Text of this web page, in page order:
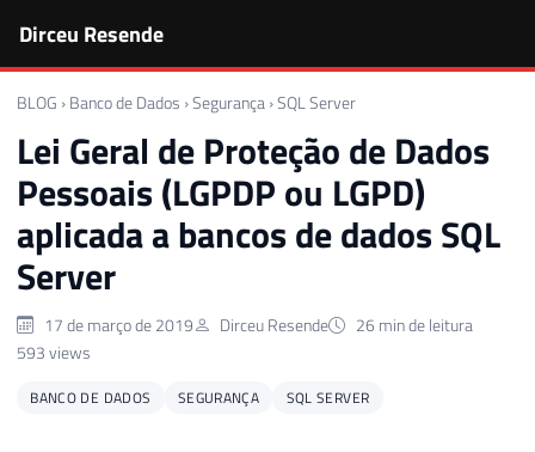
Dirceu Resende
BLOG › Banco de Dados ›Segurança ›SQL Server
Lei Geral de Proteção de Dados
Pessoais (LGPDP ou LGPD)
aplicada a bancos de dados SQL
Server
17 de março de 2019 Dirceu Resende
26 min de leitura
593 views
BANCO DE DADOS SEGURANÇA SQL SERVER